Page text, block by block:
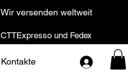
Wir versenden weltweit
CTTExpresso und Fedex
Kontakte